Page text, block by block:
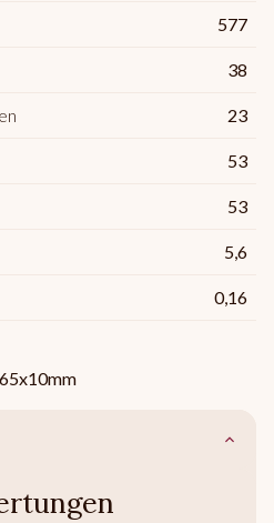
577
38
23
53
53
5,6
0,16